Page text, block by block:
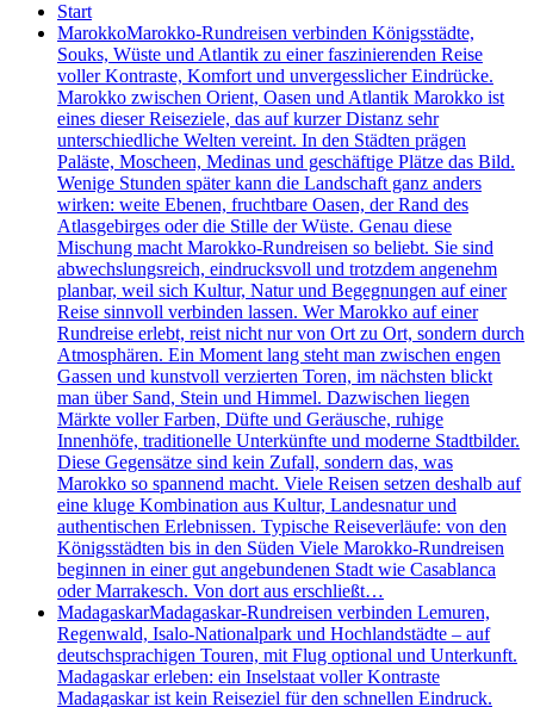
Start
MarokkoMarokko-Rundreisen verbinden Königsstädte,
Souks, Wüste und Atlantik zu einer faszinierenden Reise
voller Kontraste, Komfort und unvergesslicher Eindrücke.
Marokko zwischen Orient, Oasen und Atlantik Marokko ist
eines dieser Reiseziele, das auf kurzer Distanz sehr
unterschiedliche Welten vereint. In den Städten prägen
Paläste, Moscheen, Medinas und geschäftige Plätze das Bild.
Wenige Stunden später kann die Landschaft ganz anders
wirken: weite Ebenen, fruchtbare Oasen, der Rand des
Atlasgebirges oder die Stille der Wüste. Genau diese
Mischung macht Marokko-Rundreisen so beliebt. Sie sind
abwechslungsreich, eindrucksvoll und trotzdem angenehm
planbar, weil sich Kultur, Natur und Begegnungen auf einer
Reise sinnvoll verbinden lassen. Wer Marokko auf einer
Rundreise erlebt, reist nicht nur von Ort zu Ort, sondern durch
Atmosphären. Ein Moment lang steht man zwischen engen
Gassen und kunstvoll verzierten Toren, im nächsten blickt
man über Sand, Stein und Himmel. Dazwischen liegen
Märkte voller Farben, Düfte und Geräusche, ruhige
Innenhöfe, traditionelle Unterkünfte und moderne Stadtbilder.
Diese Gegensätze sind kein Zufall, sondern das, was
Marokko so spannend macht. Viele Reisen setzen deshalb auf
eine kluge Kombination aus Kultur, Landesnatur und
authentischen Erlebnissen. Typische Reiseverläufe: von den
Königsstädten bis in den Süden Viele Marokko-Rundreisen
beginnen in einer gut angebundenen Stadt wie Casablanca
oder Marrakesch. Von dort aus erschließt…
MadagaskarMadagaskar-Rundreisen verbinden Lemuren,
Regenwald, Isalo-Nationalpark und Hochlandstädte – auf
deutschsprachigen Touren, mit Flug optional und Unterkunft.
Madagaskar erleben: ein Inselstaat voller Kontraste
Madagaskar ist kein Reiseziel für den schnellen Eindruck.